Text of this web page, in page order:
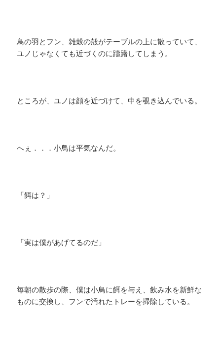
鳥の羽とフン、雑穀の殻がテーブルの上に散っていて、
ユノじゃなくても近づくのに躊躇してしまう。
ところが、ユノは顔を近づけて、中を覗き込んでいる。
へぇ．．．小鳥は平気なんだ。
「餌は？」
「実は僕があげてるのだ」
毎朝の散歩の際、僕は小鳥に餌を与え、飲み水を新鮮な
ものに交換し、フンで汚れたトレーを掃除している。